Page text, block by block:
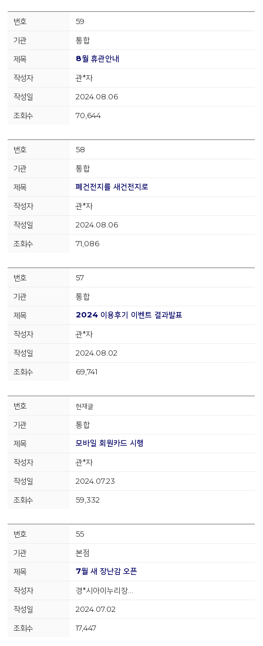
59
통합
8월 휴관안내
관*자
2024.08.06
70,644
58
통합
폐건전지를 새건전지로
관*자
2024.08.06
71,086
57
통합
2024 이용후기 이벤트 결과발표
관*자
2024.08.02
69,741
현재글
통합
모바일 회원카드 시행
관*자
2024.07.23
59,332
55
본점
7월 새 장난감 오픈
경*시아이누리장…
2024.07.02
17,447